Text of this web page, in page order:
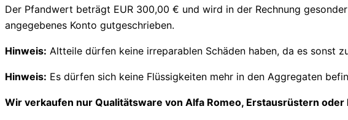
Der Pfandwert beträgt EUR 300,00 € und wird in der Rechnung
angegebenes Konto gutgeschrieben.
Hinweis: Altteile dürfen keine irreparablen Schäden haben, da es sonst
Hinweis: Es dürfen sich keine Flüssigkeiten mehr in den Aggregaten
Wir verkaufen nur Qualitätsware von Alfa Romeo, Erstausrüstern